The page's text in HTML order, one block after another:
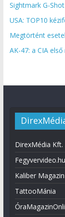
Sightmark G-
USA: TOP10
Megtörtént
AK-47: a CIA
DirexMédia Kft.
Fegyvervideo.hu
Kaliber Magazin
TattooMánia